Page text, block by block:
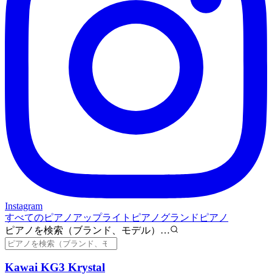
Instagram
すべてのピアノ アップライトピアノ グランドピアノ
ピアノを検索（ブランド、モデル）…
Kawai KG3 Krystal